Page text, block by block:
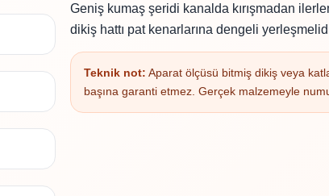
Geniş kumaş şeridi kanalda kırışmadan
dikiş hattı pat kenarlarına dengeli
Teknik not: Aparat ölçüsü bitmiş dikiş veya
başına garanti etmez. Gerçek malzemeyle